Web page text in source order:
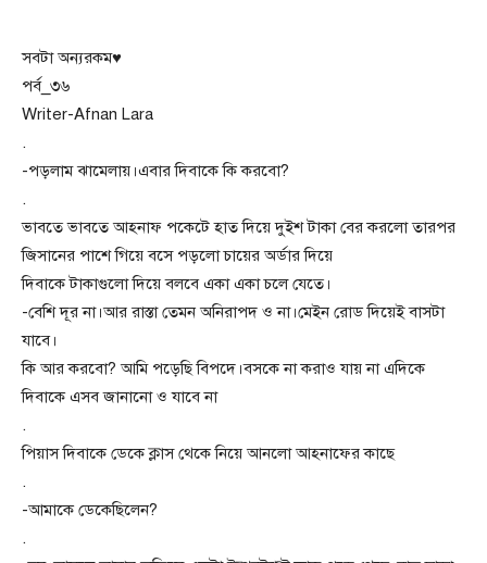
সবটা অন্যরকম♥
পর্ব_৩৬
Writer-Afnan Lara
.
-পড়লাম ঝামেলায়।এবার দিবাকে কি করবো?
.
ভাবতে ভাবতে আহনাফ পকেটে হাত দিয়ে দুইশ টাকা বের করলো তারপর
জিসানের পাশে গিয়ে বসে পড়লো চায়ের অর্ডার দিয়ে
দিবাকে টাকাগুলো দিয়ে বলবে একা একা চলে যেতে।
-বেশি দূর না।আর রাস্তা তেমন অনিরাপদ ও না।মেইন রোড দিয়েই বাসটা
যাবে।
কি আর করবো? আমি পড়েছি বিপদে।বসকে না করাও যায় না এদিকে
দিবাকে এসব জানানো ও যাবে না
.
পিয়াস দিবাকে ডেকে ক্লাস থেকে নিয়ে আনলো আহনাফের কাছে
.
-আমাকে ডেকেছিলেন?
.